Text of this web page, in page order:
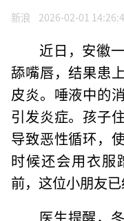
新浪 2026-02-01
近日，安徽
舔嘴唇，结果患
皮炎。唾液中的
引发炎症。孩子
导致恶性循环，
时候还会用衣服
前，这位小朋友已
医生提醒，